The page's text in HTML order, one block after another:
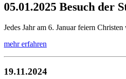
05.01.2025 Besuch der
Jedes Jahr am 6. Januar feiern
mehr erfahren
19.11.2024